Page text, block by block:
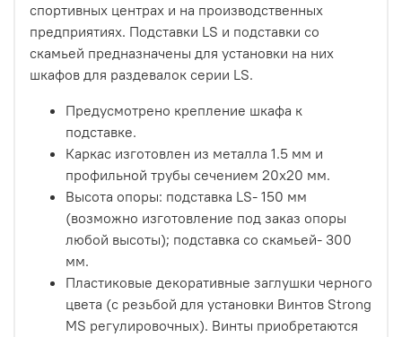
спортивных центрах и на производственных
предприятиях. Подставки LS и подставки со
скамьей предназначены для установки на них
шкафов для раздевалок серии LS.
Предусмотрено крепление шкафа к
подставке.
Каркас изготовлен из металла 1.5 мм и
профильной трубы сечением 20х20 мм.
Высота опоры: подставка LS- 150 мм
(возможно изготовление под заказ опоры
любой высоты); подставка со скамьей- 300
мм.
Пластиковые декоративные заглушки черного
цвета (с резьбой для установки Винтов Strong
MS регулировочных). Винты приобретаются